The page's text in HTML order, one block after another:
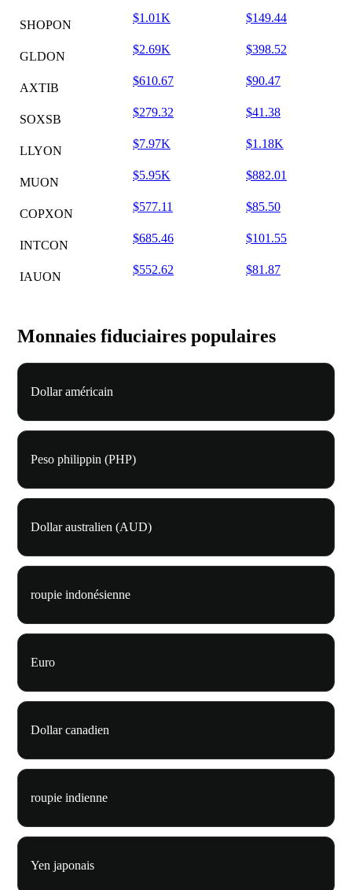
SHOPON
$1.01K $149.44
GLDON
$2.69K $398.52
AXTIB
$610.67 $90.47
SOXSB
$279.32 $41.38
LLYON
$7.97K $1.18K
MUON
$5.95K $882.01
COPXON
$577.11 $85.50
INTCON
$685.46 $101.55
IAUON
$552.62 $81.87
Monnaies fiduciaires populaires
Dollar américain
Peso philippin (PHP)
Dollar australien (AUD)
roupie indonésienne
Euro
Dollar canadien
roupie indienne
Yen japonais